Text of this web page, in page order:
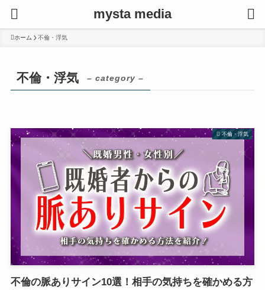
mysta media
ホーム 不倫・浮気
不倫・浮気 – category –
不倫・浮気
不倫の脈ありサイン10選！相手の気持ちを確かめる方